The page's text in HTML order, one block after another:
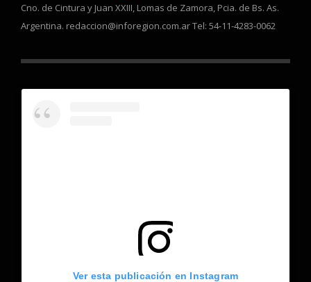
Cno. de Cintura y Juan XXIII, Lomas de Zamora, Pcia. de Bs. As.
Argentina. redaccion@inforegion.com.ar Tel: 54-11-4283-0062
Ver esta publicación en Instagram